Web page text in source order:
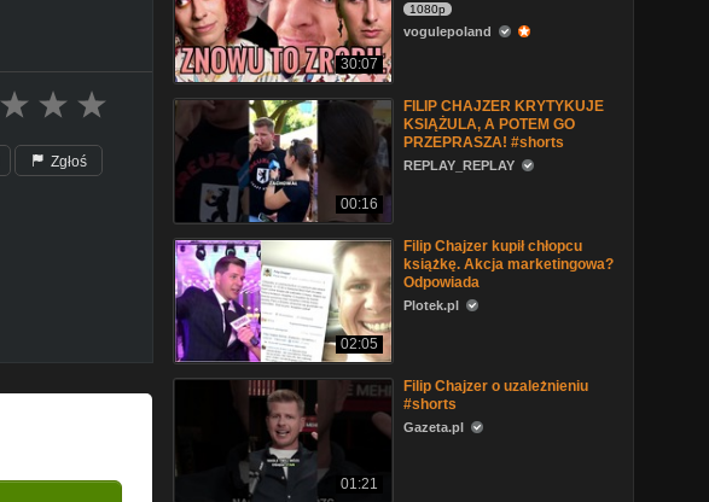
Zgłoś
30:07
1080p
vogulepoland
00:16
FILIP CHAJZER KRYTYKUJE
KSIĄŻULA, A POTEM GO
PRZEPRASZA! #shorts
REPLAY_REPLAY
02:05
Filip Chajzer kupił chłopcu
książkę. Akcja marketingowa?
Odpowiada
Plotek.pl
01:21
Filip Chajzer o uzależnieniu
#shorts
Gazeta.pl